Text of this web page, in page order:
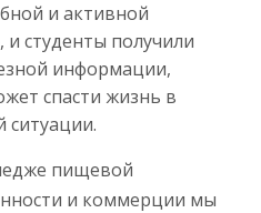
и активной
и студенты получили
информации,
спасти жизнь в
ситуации.
пищевой
и коммерции мы